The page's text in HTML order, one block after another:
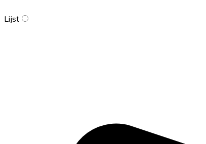
Lijst